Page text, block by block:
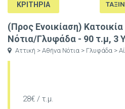
(Προς Ενοικίαση)
Νότια/Γλυφάδα - 90 τ.μ, 3
Αττική > Αθήνα Νότια > Γλυφάδα >
28€ / τ.μ.
ΚΡΙΤΗΡΙΑ